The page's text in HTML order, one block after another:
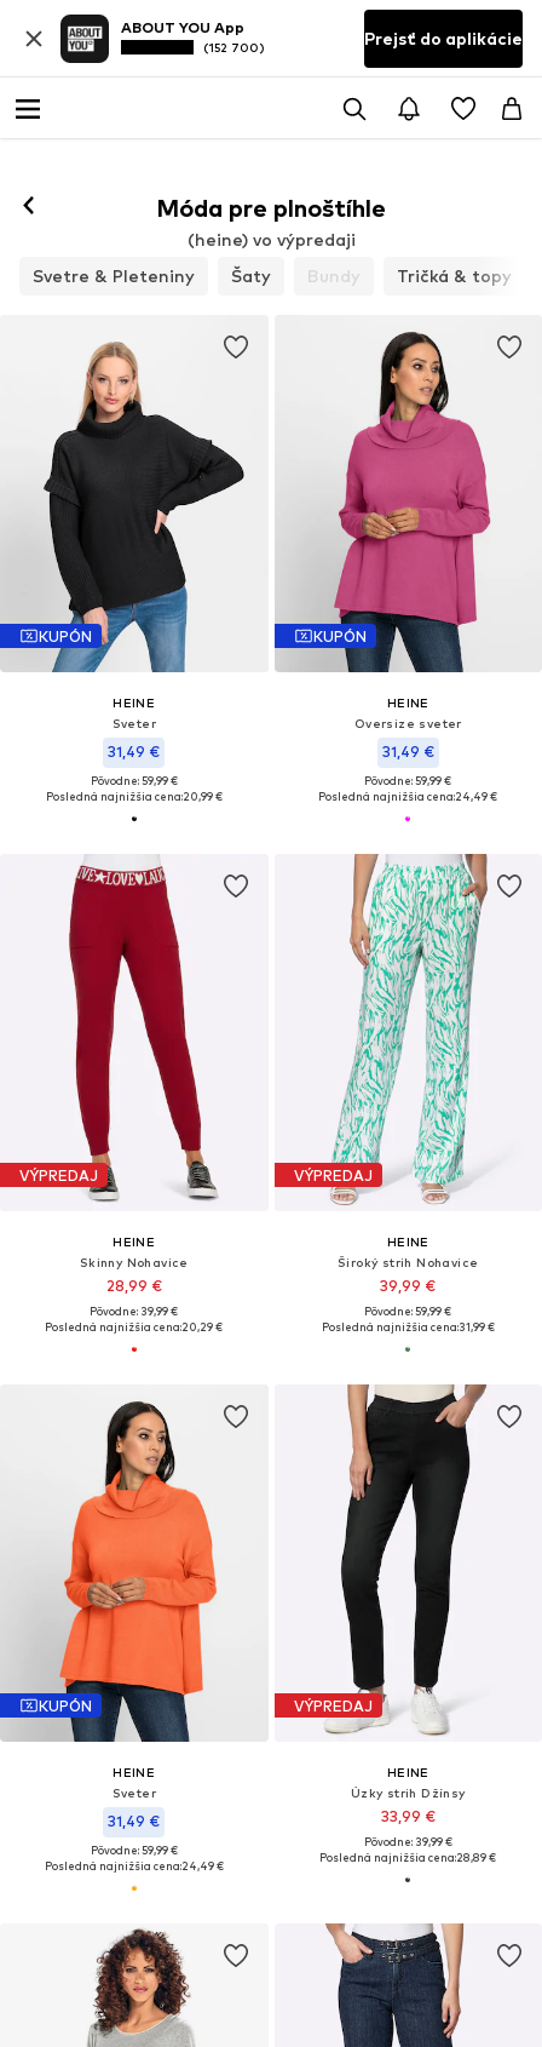
ABOUT YOU App
(152 700) Prejsť do aplikácie
Móda pre plnoštíhle
(heine) vo výpredaji
Svetre & Pleteniny
Šaty Bundy Tričká & topy
KUPÓN
HEINE
Sveter
31,49 €
Pôvodne: 59,99 €
Posledná najnižšia cena:20,99 €
KUPÓN
HEINE
Oversize sveter
31,49 €
Pôvodne: 59,99 €
Posledná najnižšia cena:24,49 €
VÝPREDAJ
HEINE
Skinny Nohavice
28,99 €
Pôvodne: 39,99 €
Posledná najnižšia cena:20,29 €
VÝPREDAJ
HEINE
Široký strih Nohavice
39,99 €
Pôvodne: 59,99 €
Posledná najnižšia cena:31,99 €
KUPÓN
HEINE
Sveter
31,49 €
Pôvodne: 59,99 €
Posledná najnižšia cena:24,49 €
VÝPREDAJ
HEINE
Úzky strih Džínsy
33,99 €
Pôvodne: 39,99 €
Posledná najnižšia cena:28,89 €